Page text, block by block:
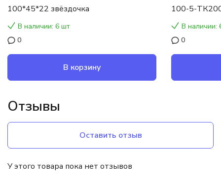
100*45*22 звёздочка
В наличии: 6 шт
0
В корзину
100-5-
В наличии:
0
Отзывы
Оставить отзыв
У этого товара пока нет отзывов